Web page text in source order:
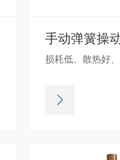
手动弹簧操
损耗低、散热好